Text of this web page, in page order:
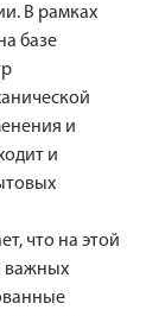
В рамках
базе
и
и
что на этой
важных